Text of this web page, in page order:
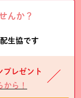
んか？
生協です
プレゼント
ら！